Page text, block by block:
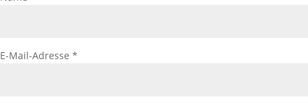
E-Mail-Adresse *